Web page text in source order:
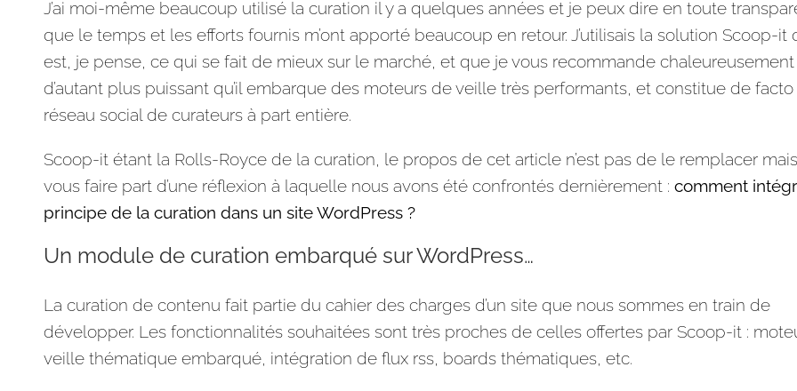
J’ai moi-même beaucoup utilisé la curation il y a quelques années et je peux dire en toute
que le temps et les efforts fournis m’ont apporté beaucoup en retour. J’utilisais la solution Scoop-it
est, je pense, ce qui se fait de mieux sur le marché, et que je vous recommande chaleureusement
d’autant plus puissant qu’il embarque des moteurs de veille très performants, et constitue de facto
réseau social de curateurs à part entière.
Scoop-it étant la Rolls-Royce de la curation, le propos de cet article n’est pas de le remplacer
vous faire part d’une réflexion à laquelle nous avons été confrontés dernièrement :comment
principe de la curation dans un site WordPress ?
Un module de curation embarqué sur WordPress…
La curation de contenu fait partie du cahier des charges d’un site que nous sommes en train de
développer. Les fonctionnalités souhaitées sont très proches de celles offertes par Scoop-it :
veille thématique embarqué, intégration de flux rss, boards thématiques, etc.